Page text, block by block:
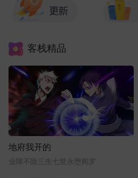
客栈精品
地府我开的
业障不除三生七世永堕阎罗